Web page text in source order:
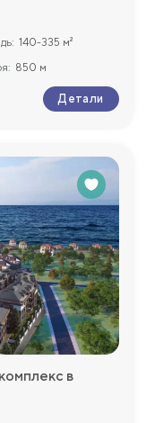
140-335 м²
850 м
Детали
в